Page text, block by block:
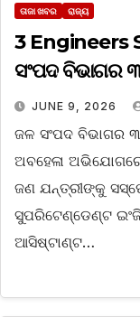
ତାଜା ଖବର ରାଜ୍ୟ
3 Engineers
ସଂପଦ ବିଭାଗର
JUNE 9, 2026
ଜଳ ସଂପଦ ବିଭାଗର
ଅବହେଳା
ଜଣ ଯନ୍ତ୍ରୀଙ୍କୁ
ସୁପରିଟେଣ୍ଡେଣ୍ଟ
ଆସିଷ୍ଟାଣ୍ଟ…